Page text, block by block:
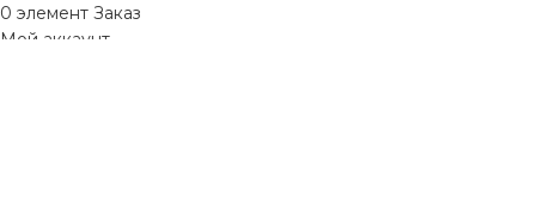
0 элемент Заказ
Мой аккаунт